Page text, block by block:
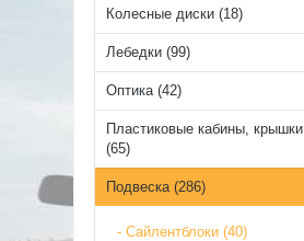
Колесные диски (18)
Лебедки (99)
Оптика (42)
Пластиковые кабины, крышки
(65)
Подвеска (286)
Cайлентблоки (40)